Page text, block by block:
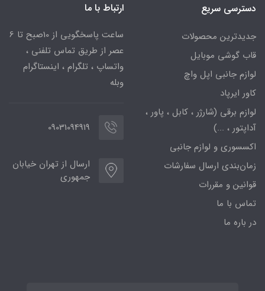
دسترسی سریع
جدیدترین محصولات
قاب گوشی موبایل
لوازم جانبی اپل واچ
کاور ایرپاد
لوازم برقی (شارژر ، کابل ، پاور ،
آداپتور ، ...)
اکسسوری و لوازم جانبی
زمان‌بندی ارسال سفارشات
قوانین و مقررات
تماس با ما
در باره ما
ارتباط با ما
ساعت پاسخگویی از 10صبح تا 6
عصر از طریق تماس تلفنی ،
واتساپ ، تلگرام ، اینستاگرام
وبله
09031094919
ارسال از تهران خیابان
جمهوری